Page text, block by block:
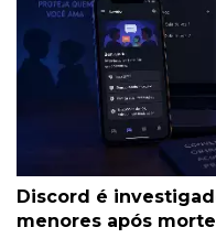
Discord é
menores após